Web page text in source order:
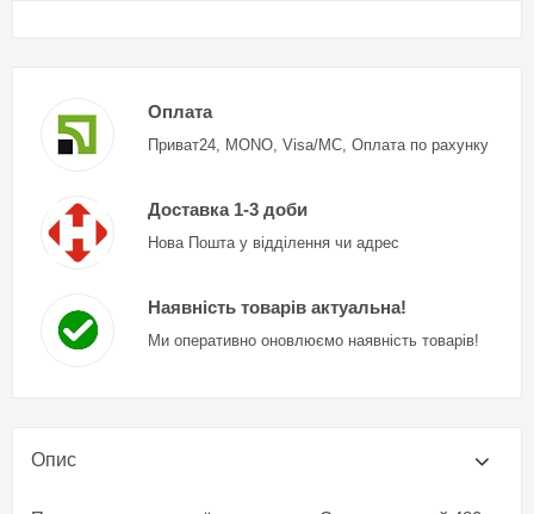
Оплата
Приват24, MONO, Visa/MC, Оплата по рахунку
Доставка 1-3 доби
Нова Пошта у відділення чи адрес
Наявність товарів актуальна!
Ми оперативно оновлюємо наявність товарів!
Опис